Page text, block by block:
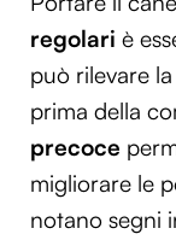
regolari è
può rilevare
prima della
precoce
migliorare le
notano segni